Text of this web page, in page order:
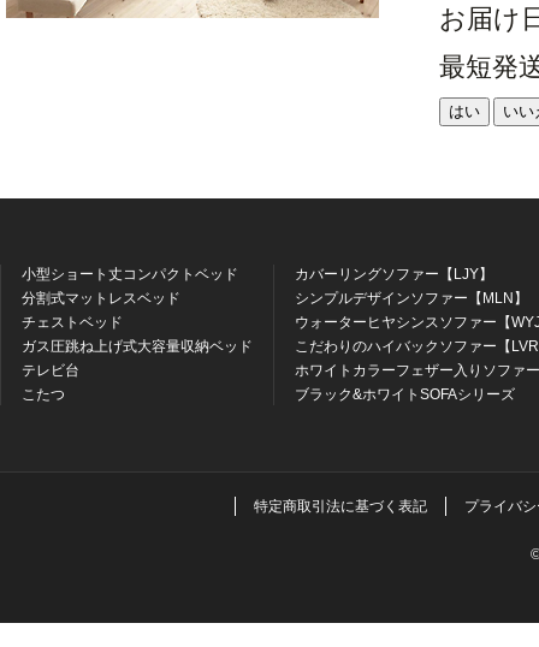
お届け
最短発
はい いい
小型ショート丈コンパクトベッド
分割式マットレスベッド
チェストベッド
ガス圧跳ね上げ式大容量収納ベッド
テレビ台
こたつ
カバーリングソファー【LJY】
シンプルデザインソファー【MLN】
ウォーターヒヤシンスソファー【
こだわりのハイバックソファー【
ホワイトカラーフェザー入りソファ
ブラック&ホワイトSOFAシリーズ
特定商取引法に基づく表記 プライバ